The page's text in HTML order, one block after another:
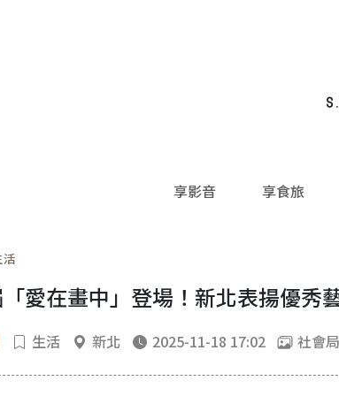
享影音 享食旅
愛在畫中」登場！新北表揚優秀
生活 新北 2025-11-18 17:02 社會局